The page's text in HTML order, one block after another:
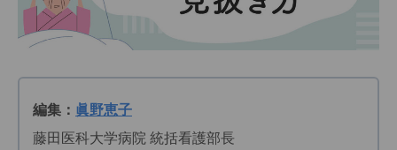
編集： 眞野恵子
藤田医科大学病院 統括看護部長